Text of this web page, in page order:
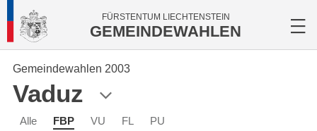
FÜRSTENTUM LIECHTENSTEIN
GEMEINDEWAHLEN
Gemeindewahlen 2003
Vaduz
Alle FBP VU FL PU